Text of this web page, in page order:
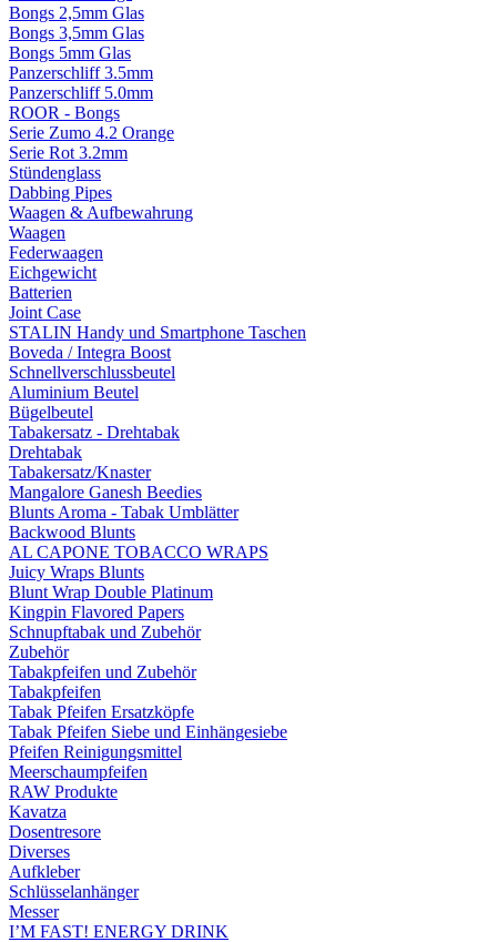
Bongs 2,5mm Glas
Bongs 3,5mm Glas
Bongs 5mm Glas
Panzerschliff 3.5mm
Panzerschliff 5.0mm
ROOR - Bongs
Serie Zumo 4.2 Orange
Serie Rot 3.2mm
Stündenglass
Dabbing Pipes
Waagen & Aufbewahrung
Waagen
Federwaagen
Eichgewicht
Batterien
Joint Case
STALIN Handy und Smartphone Taschen
Boveda / Integra Boost
Schnellverschlussbeutel
Aluminium Beutel
Bügelbeutel
Tabakersatz - Drehtabak
Drehtabak
Tabakersatz/Knaster
Mangalore Ganesh Beedies
Blunts Aroma - Tabak Umblätter
Backwood Blunts
AL CAPONE TOBACCO WRAPS
Juicy Wraps Blunts
Blunt Wrap Double Platinum
Kingpin Flavored Papers
Schnupftabak und Zubehör
Zubehör
Tabakpfeifen und Zubehör
Tabakpfeifen
Tabak Pfeifen Ersatzköpfe
Tabak Pfeifen Siebe und Einhängesiebe
Pfeifen Reinigungsmittel
Meerschaumpfeifen
RAW Produkte
Kavatza
Dosentresore
Diverses
Aufkleber
Schlüsselanhänger
Messer
I’M FAST! ENERGY DRINK